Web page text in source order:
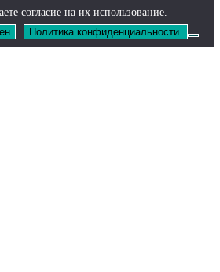
согласие на их использование.
Политика конфиденциальности.